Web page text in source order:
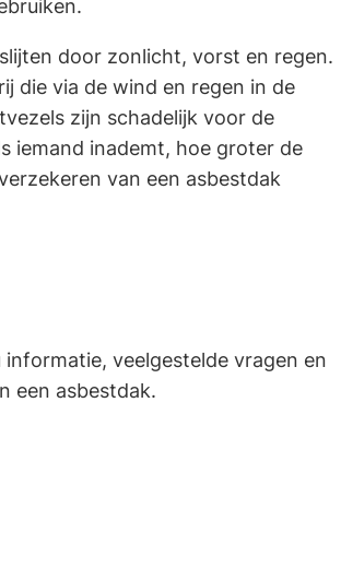
door zonlicht, vorst en regen.
die via de wind en regen in de
zijn schadelijk voor de
iemand inademt, hoe groter de
van een asbestdak
informatie, veelgestelde vragen en
een asbestdak.